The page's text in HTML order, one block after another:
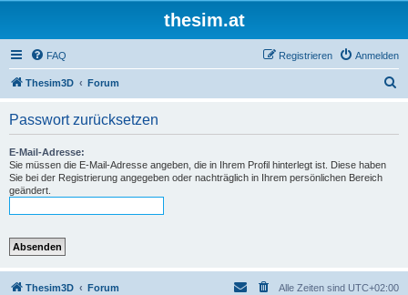
thesim.at
FAQ Anmelden
Registrieren
Thesim3D Forum
Passwort zurücksetzen
E-Mail-Adresse:
Sie müssen die E-Mail-Adresse angeben, die in Ihrem Profil hinterlegt ist. Diese haben
Sie bei der Registrierung angegeben oder nachträglich in Ihrem persönlichen Bereich
geändert.
Thesim3D Forum Alle Zeiten sind UTC+02:00